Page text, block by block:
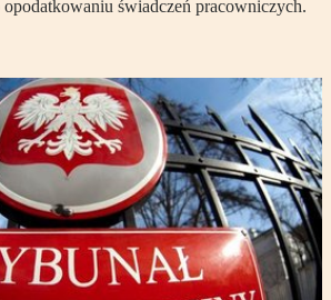
świadczeń pracowniczych.